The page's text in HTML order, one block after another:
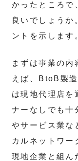
かったところで
良いでしょうか
ントを示します
まずは事業の内
えば、BtoB製
は現地代理店を
ナーなしでも十
やサービス業な
カルネットワー
現地企業と組ん